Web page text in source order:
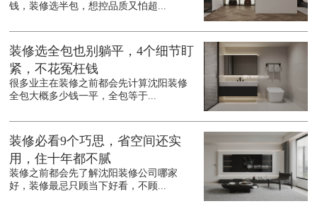
钱，装修选半包，想控品质又怕超...
装修选全包也别躺平，4个细节盯
紧，不花冤枉钱
很多业主在装修之前都会先计算沈阳装修
全包大概多少钱一平，全包等于...
装修必看9个巧思，省空间还实
用，住十年都不腻
装修之前都会先了解沈阳装修公司哪家
好，装修最忌只顾当下好看，不顾...